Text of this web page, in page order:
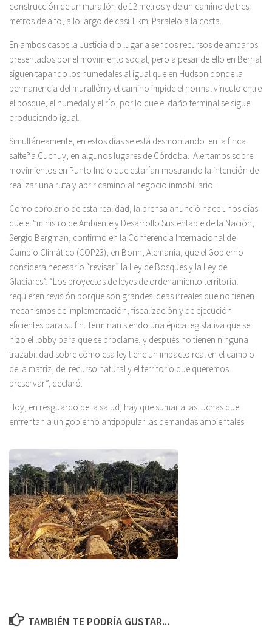
construcción de un murallón de 12 metros y de un camino de tres
metros de alto, a lo largo de casi 1 km. Paralelo a la costa.
En ambos casos la Justicia dio lugar a sendos recursos de amparos
presentados por el movimiento social, pero a pesar de ello en Bernal
siguen tapando los humedales al igual que en Hudson donde la
permanencia del murallón y el camino impide el normal vinculo entre
el bosque, el humedal y el río, por lo que el daño terminal se sigue
produciendo igual.
Simultáneamente, en estos días se está desmontando en la finca
salteña Cuchuy, en algunos lugares de Córdoba. Alertamos sobre
movimientos en Punto Indio que estarían mostrando la intención de
realizar una ruta y abrir camino al negocio inmobiliario.
Como corolario de esta realidad, la prensa anunció hace unos días
que el “ministro de Ambiente y Desarrollo Sustentable de la Nación,
Sergio Bergman, confirmó en la Conferencia Internacional de
Cambio Climático (COP23), en Bonn, Alemania, que el Gobierno
considera necesario “revisar” la Ley de Bosques y la Ley de
Glaciares”. “Los proyectos de leyes de ordenamiento territorial
requieren revisión porque son grandes ideas irreales que no tienen
mecanismos de implementación, fiscalización y de ejecución
eficientes para su fin. Terminan siendo una épica legislativa que se
hizo el lobby para que se proclame, y después no tienen ninguna
trazabilidad sobre cómo esa ley tiene un impacto real en el cambio
de la matriz, del recurso natural y el territorio que queremos
preservar”, declaró.
Hoy, en resguardo de la salud, hay que sumar a las luchas que
enfrentan a un gobierno antipopular las demandas ambientales.
TAMBIÉN TE PODRÍA GUSTAR...